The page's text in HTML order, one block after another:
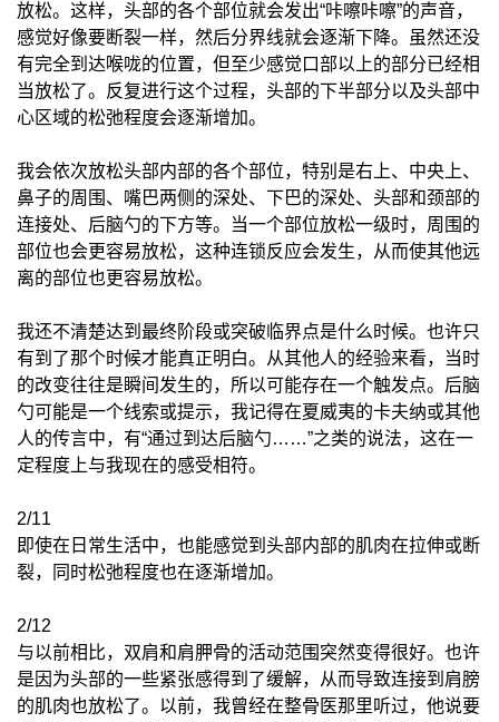
放松。这样，头部的各个部位就会发出“咔嚓咔嚓”的声音，
感觉好像要断裂一样，然后分界线就会逐渐下降。虽然还没
有完全到达喉咙的位置，但至少感觉口部以上的部分已经相
当放松了。反复进行这个过程，头部的下半部分以及头部中
心区域的松弛程度会逐渐增加。
我会依次放松头部内部的各个部位，特别是右上、中央上、
鼻子的周围、嘴巴两侧的深处、下巴的深处、头部和颈部的
连接处、后脑勺的下方等。当一个部位放松一级时，周围的
部位也会更容易放松，这种连锁反应会发生，从而使其他远
离的部位也更容易放松。
我还不清楚达到最终阶段或突破临界点是什么时候。也许只
有到了那个时候才能真正明白。从其他人的经验来看，当时
的改变往往是瞬间发生的，所以可能存在一个触发点。后脑
勺可能是一个线索或提示，我记得在夏威夷的卡夫纳或其他
人的传言中，有“通过到达后脑勺……”之类的说法，这在一
定程度上与我现在的感受相符。
2/11
即使在日常生活中，也能感觉到头部内部的肌肉在拉伸或断
裂，同时松弛程度也在逐渐增加。
2/12
与以前相比，双肩和肩胛骨的活动范围突然变得很好。也许
是因为头部的一些紧张感得到了缓解，从而导致连接到肩膀
的肌肉也放松了。以前，我曾经在整骨医那里听过，他说要